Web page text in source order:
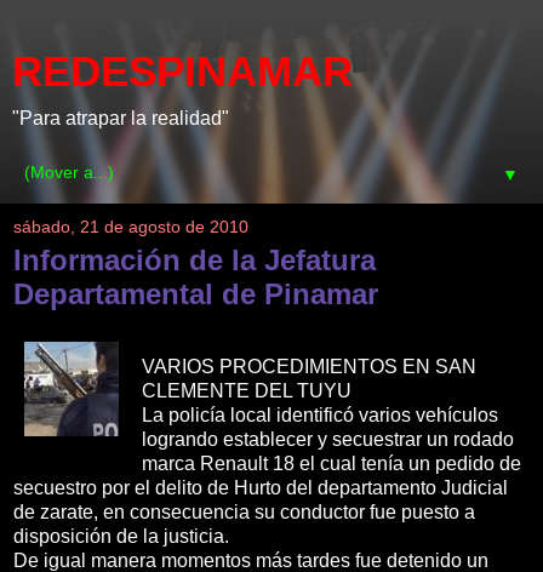
REDESPINAMAR
"Para atrapar la realidad"
▼
sábado, 21 de agosto de 2010
Información de la Jefatura
Departamental de Pinamar
VARIOS PROCEDIMIENTOS EN SAN
CLEMENTE DEL TUYU
La policía local identificó varios vehículos
logrando establecer y secuestrar un rodado
marca Renault 18 el cual tenía un pedido de
secuestro por el delito de Hurto del departamento Judicial
de zarate, en consecuencia su conductor fue puesto a
disposición de la justicia.
De igual manera momentos más tardes fue detenido un